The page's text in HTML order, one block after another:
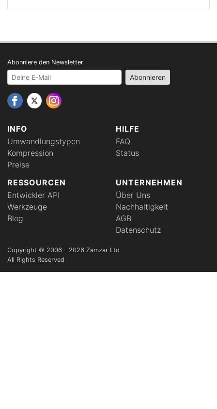
INFO
Umwandlungstypen
Kompression
Preise
HILFE
FAQ
Status
RESSOURCEN
Entwickler API
Werkzeuge
Blog
UNTERNEHMEN
Über Uns
Nachhaltigkeit
AGB
Datenschutz
Abonniere den Newsletter
Your email address Abonnieren
Copyright © 2006 - 2026 Zamzar Ltd
All Rights Reserved